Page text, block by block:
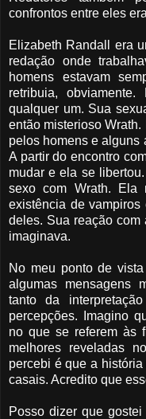
confrontos entre eles
Elizabeth Randall era
redação onde
homens estavam
retribuia,
qualquer um. Sua
então misterioso
pelos homens e alguns
A partir do encontro
mudar e ela se
sexo com Wrath.
existência de
deles. Sua reação
imaginava.
No meu ponto de
algumas mensagens
tanto da
percepções. Imagino
no que se referem às
melhores reveladas
percebi é que a
casais. Acredito que
Posso dizer que